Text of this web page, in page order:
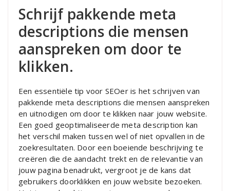
Schrijf pakkende meta
descriptions die mensen
aanspreken om door te
klikken.
Een essentiële tip voor SEOer is het schrijven van
pakkende meta descriptions die mensen aanspreken
en uitnodigen om door te klikken naar jouw website.
Een goed geoptimaliseerde meta description kan
het verschil maken tussen wel of niet opvallen in de
zoekresultaten. Door een boeiende beschrijving te
creëren die de aandacht trekt en de relevantie van
jouw pagina benadrukt, vergroot je de kans dat
gebruikers doorklikken en jouw website bezoeken.